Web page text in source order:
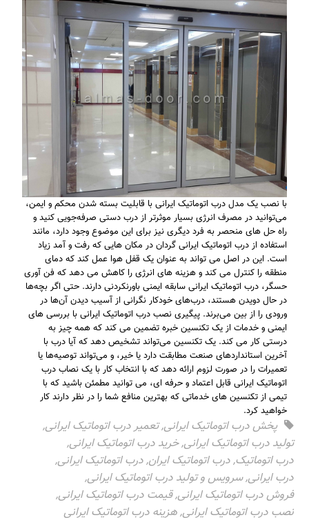
با نصب یک مدل درب اتوماتیک ایرانی با قابلیت بسته شدن محکم و ایمن،
می‌توانید در مصرف انرژی بسیار موثرتر از درب دستی صرفه‌جویی کنید و
راه حل های منحصر به فرد دیگری نیز برای این موضوع وجود دارد، مانند
استفاده از درب اتوماتیک ایرانی گردان در مکان هایی که رفت و آمد زیاد
است. این در اصل می تواند به عنوان یک قفل هوا عمل کند که دمای
منطقه را کنترل می کند و هزینه های انرژی را کاهش می دهد که فن آوری
حسگر، درب اتوماتیک ایرانی سابقه ایمنی باورنکردنی دارند. حتی اگر بچه‌ها
در حال دویدن هستند، درب‌های خودکار نگرانی از آسیب دیدن آن‌ها در
ورودی را از بین می‌برند. پیگیری نصب درب اتوماتیک ایرانی با بررسی های
ایمنی و خدمات از یک تکنسین خبره تضمین می کند که همه چیز به
درستی کار می کند. یک تکنسین می‌تواند تشخیص دهد که آیا درب با
آخرین استانداردهای صنعت مطابقت دارد یا خیر، و می‌تواند توصیه‌ها یا
تعمیرات را در صورت لزوم ارائه دهد که با انتخاب کار با یک نصاب درب
اتوماتیک ایرانی قابل اعتماد و حرفه ای، می توانید مطمئن باشید که با
تیمی از تکنسین های خدماتی که بهترین منافع شما را در نظر دارند کار
خواهید کرد.
پخش درب اتوماتیک ایرانی,تعمیر درب اتوماتیک ایرانی,
تولید درب اتوماتیک ایرانی,خرید درب اتوماتیک ایرانی,
درب اتوماتیک,درب اتوماتیک ایران,درب اتوماتیک ایرانی,
درب ایرانی,سرویس و تولید درب اتوماتیک ایرانی,
فروش درب اتوماتیک ایرانی,قیمت درب اتوماتیک ایرانی,
نصب درب اتوماتیک ایرانی,هزینه درب اتوماتیک ایرانی